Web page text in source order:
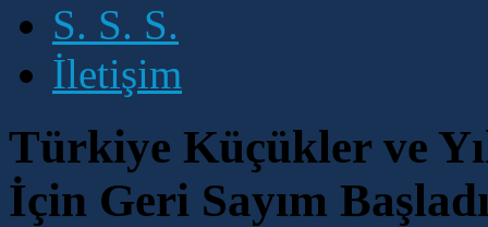
S. S. S.
İletişim
Türkiye Küçükler ve
İçin Geri Sayım